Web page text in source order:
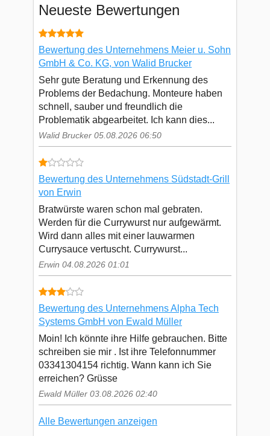
Neueste Bewertungen
Bewertung des Unternehmens Meier u. Sohn
GmbH & Co. KG, von Walid Brucker
Sehr gute Beratung und Erkennung des
Problems der Bedachung. Monteure haben
schnell, sauber und freundlich die
Problematik abgearbeitet. Ich kann dies...
Walid Brucker 05.08.2026 06:50
Bewertung des Unternehmens Südstadt-Grill
von Erwin
Bratwürste waren schon mal gebraten.
Werden für die Currywurst nur aufgewärmt.
Wird dann alles mit einer lauwarmen
Currysauce vertuscht. Currywurst...
Erwin 04.08.2026 01:01
Bewertung des Unternehmens Alpha Tech
Systems GmbH von Ewald Müller
Moin! Ich könnte ihre Hilfe gebrauchen. Bitte
schreiben sie mir . Ist ihre Telefonnummer
03341304154 richtig. Wann kann ich Sie
erreichen? Grüsse
Ewald Müller 03.08.2026 02:40
Alle Bewertungen anzeigen